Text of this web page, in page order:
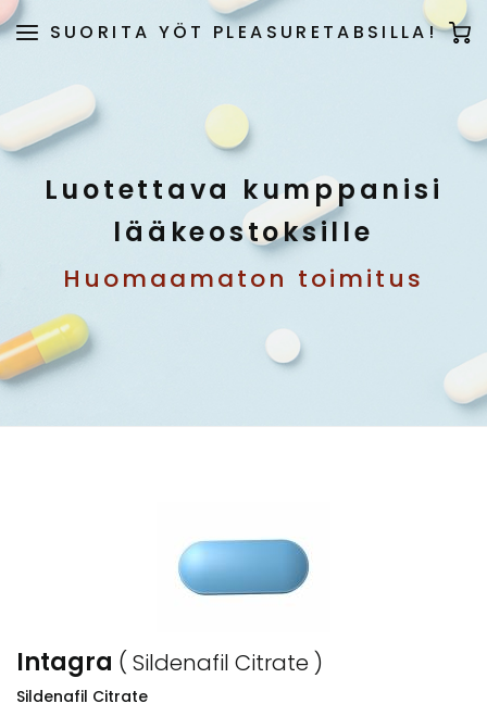
SUORITA YÖT PLEASURETABSILLA!
Luotettava kumppanisi
lääkeostoksille
Huomaamaton toimitus
Intagra ( Sildenafil Citrate )
Sildenafil Citrate